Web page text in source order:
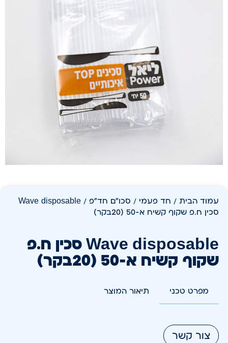
עמוד הבית / חד פעמי / סכו"ם חד"פ
/ Wave disposable
סכין ח.פ שקוף קשיח א-50 (20בקר)
Wave disposable סכין ח.פ
שקוף קשיח א-50 (20בקר)
מפרט טכני תיאור המוצר
צור קשר